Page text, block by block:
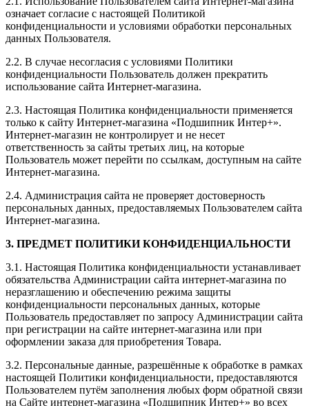
означает согласие с настоящей Политикой
конфиденциальности и условиями обработки персональных
данных Пользователя.
2.2. В случае несогласия с условиями Политики
конфиденциальности Пользователь должен прекратить
использование сайта Интернет-магазина.
2.3. Настоящая Политика конфиденциальности применяется
только к сайту Интернет-магазина «Подшипник Интер+».
Интернет-магазин не контролирует и не несет
ответственность за сайты третьих лиц, на которые
Пользователь может перейти по ссылкам, доступным на сайте
Интернет-магазина.
2.4. Администрация сайта не проверяет достоверность
персональных данных, предоставляемых Пользователем сайта
Интернет-магазина.
3. ПРЕДМЕТ ПОЛИТИКИ КОНФИДЕНЦИАЛЬНОСТИ
3.1. Настоящая Политика конфиденциальности устанавливает
обязательства Администрации сайта интернет-магазина по
неразглашению и обеспечению режима защиты
конфиденциальности персональных данных, которые
Пользователь предоставляет по запросу Администрации сайта
при регистрации на сайте интернет-магазина или при
оформлении заказа для приобретения Товара.
3.2. Персональные данные, разрешённые к обработке в рамках
настоящей Политики конфиденциальности, предоставляются
Пользователем путём заполнения любых форм обратной связи
на Сайте интернет-магазина «Подшипник Интер+» во всех